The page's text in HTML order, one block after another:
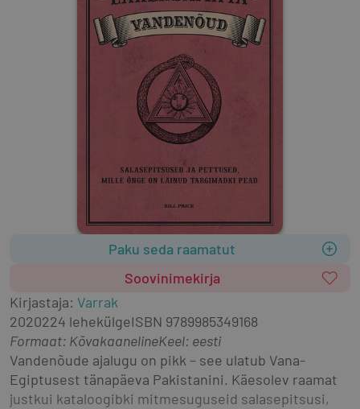
Paku seda raamatut
Soovinimekirja
Kirjastaja: Varrak
2020224 lehekülgeISBN 9789985349168
Formaat: KõvakaanelineKeel: eesti
Vandenõude ajalugu on pikk – see ulatub Vana-
Egiptusest tänapäeva Pakistanini. Käesolev raamat
justkui kataloogibki mitmesuguseid salasepitsusi,